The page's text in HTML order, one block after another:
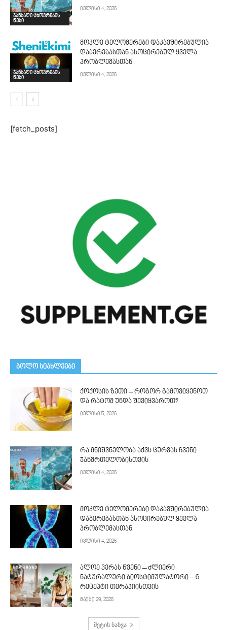
ჯანსაღი ცხოვრების
წესი
ივლისი 4, 2026
ჯანსაღი ცხოვრების
წესი
მოკლე ტელომერები დაკავშირებულია
დაბერებასთან ასოცირებულ ყველა
პრობლემასთან
ივლისი 4, 2026
[fetch_posts]
ᲑᲝᲚᲝ ᲡᲘᲐᲮᲚᲔᲔᲑᲘ
ქოქოსის ზეთი – როგორ გამოვიყენოთ
და რატომ უნდა შევიყვაროთ?
ივლისი 5, 2026
რა მნიშვნელობა აქვს ცურვას ჩვენი
ჯანმრთელობისთვის
ივლისი 4, 2026
მოკლე ტელომერები დაკავშირებულია
დაბერებასთან ასოცირებულ ყველა
პრობლემასთან
ივლისი 4, 2026
ალოე ვერას წვენი – ძლიერი
ნატურალური ბიოსტიმულატორი – 6
რეცეპტი თერაპიისთვის
მაისი 29, 2026
მეტის ნახვა